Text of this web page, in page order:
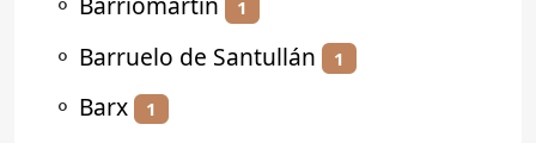
1
⚬ Barruelo de Santullán 1
⚬ Barx 1